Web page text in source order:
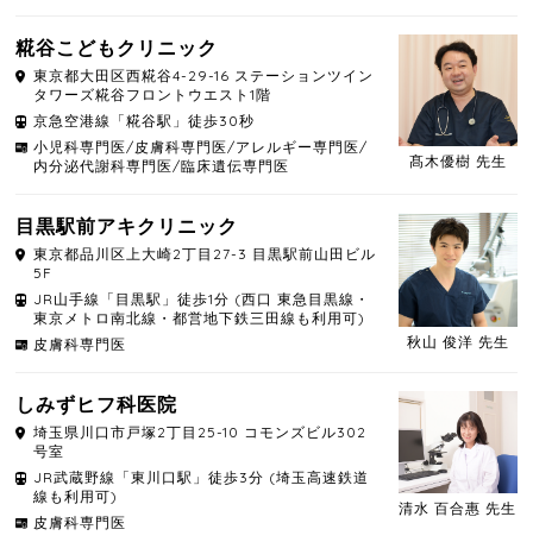
髙木優樹 先生
糀谷こどもクリニック
東京都大田区西糀谷4-29-16 ステーションツイン
タワーズ糀谷フロントウエスト1階
京急空港線「糀谷駅」徒歩30秒
小児科専門医/皮膚科専門医/アレルギー専門医/
内分泌代謝科専門医/臨床遺伝専門医
秋山 俊洋 先生
目黒駅前アキクリニック
東京都品川区 上大崎2丁目27-3 目黒駅前山田ビル
5F
JR山手線「目黒駅」徒歩1分 (西口 東急目黒線・
東京メトロ南北線・都営地下鉄三田線も利用可)
皮膚科専門医
清水 百合惠 先生
しみずヒフ科医院
埼玉県 川口市 戸塚2丁目25-10 コモンズビル302
号室
JR武蔵野線「東川口駅」徒歩3分 (埼玉高速鉄道
線も利用可)
皮膚科専門医